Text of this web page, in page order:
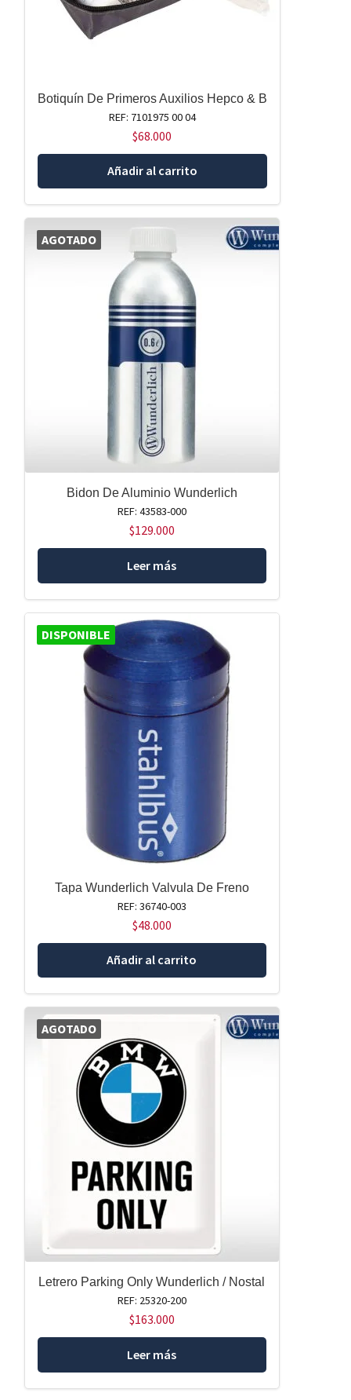
Botiquín De Primeros Auxilios Hepco & B
REF: 7101975 00 04
$68.000
Añadir al carrito
AGOTADO
Bidon De Aluminio Wunderlich
REF: 43583-000
$129.000
Leer más
DISPONIBLE
Tapa Wunderlich Valvula De Freno
REF: 36740-003
$48.000
Añadir al carrito
AGOTADO
Letrero Parking Only Wunderlich / Nostal
REF: 25320-200
$163.000
Leer más